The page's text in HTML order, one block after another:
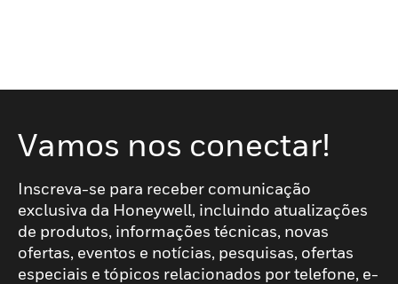
Vamos nos conectar!
Inscreva-se para receber comunicação
exclusiva da Honeywell, incluindo atualizações
de produtos, informações técnicas, novas
ofertas, eventos e notícias, pesquisas, ofertas
especiais e tópicos relacionados por telefone, e-